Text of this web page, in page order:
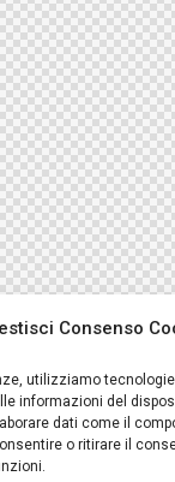
Consenso
utilizziamo
informazioni del
dati come il
o ritirare il